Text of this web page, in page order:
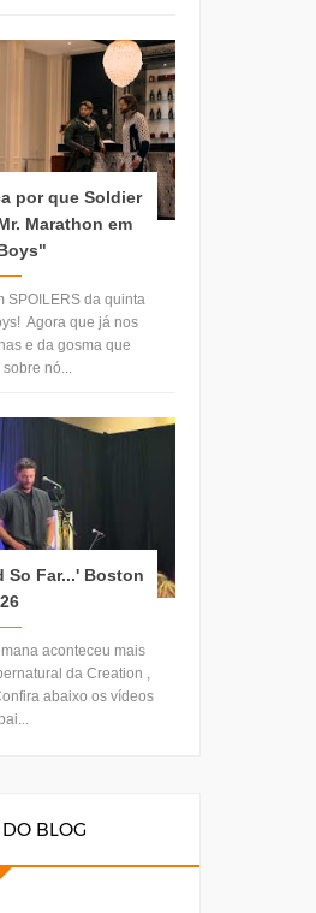
por que Soldier
Marathon em
SPOILERS da quinta
Agora que já nos
e da gosma que
nó...
So Far...' Boston
aconteceu mais
da Creation ,
abaixo os vídeos
BLOG